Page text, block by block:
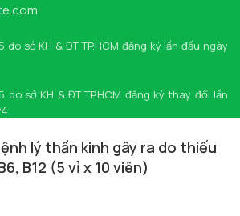
do sở KH & ĐT TP.HCM đăng ký lần đầu ngày
do sở KH & ĐT TP.HCM đăng ký thay đổi lần
lý thần kinh gây ra do thiếu
B12 (5 vỉ x 10 viên)